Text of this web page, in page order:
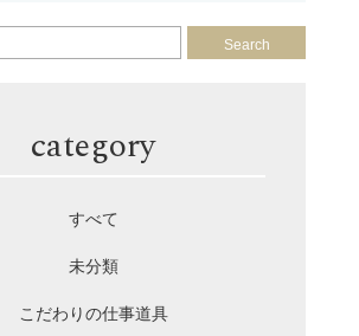
Search
category
すべて
未分類
こだわりの仕事道具